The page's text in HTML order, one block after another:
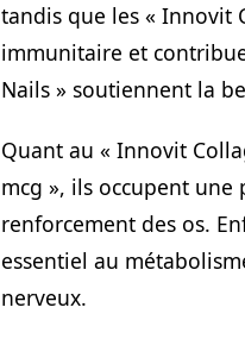
tandis que les « Innovit
immunitaire et
Nails » soutiennent la
Quant au « Innovit
mcg », ils occupent
renforcement des os.
essentiel au
nerveux.